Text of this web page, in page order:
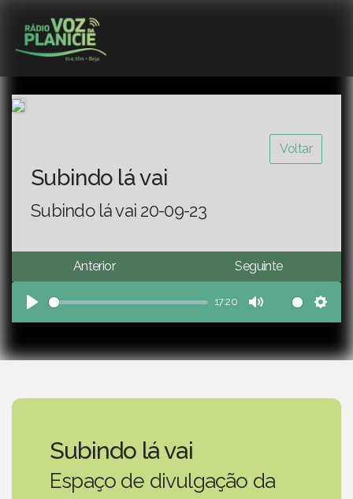
Voltar
Subindo lá vai
Subindo lá vai 20-09-23
Anterior Seguinte
Play
17:20
Mute
Subindo lá vai
Espaço de divulgação da